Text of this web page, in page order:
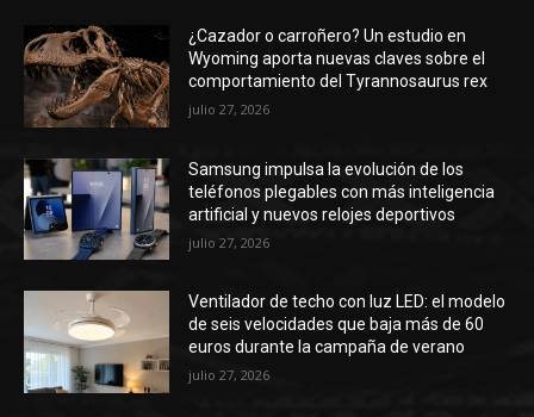
¿Cazador o carroñero? Un estudio en
Wyoming aporta nuevas claves sobre el
comportamiento del Tyrannosaurus rex
julio 27, 2026
Samsung impulsa la evolución de los
teléfonos plegables con más inteligencia
artificial y nuevos relojes deportivos
julio 27, 2026
Ventilador de techo con luz LED: el modelo
de seis velocidades que baja más de 60
euros durante la campaña de verano
julio 27, 2026